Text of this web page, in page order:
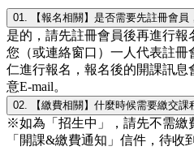
01. 【報名相關】是否需要先註冊會員
是的，請先註冊會員後再進行
您（或連絡窗口）一人代表註冊
仁進行報名，報名後的開課訊息
意E-mail。
02. 【繳費相關】什麼時候需要繳交課
※如為「招生中」，請先不需繳
「開課&繳費通知」信件，待收